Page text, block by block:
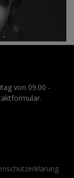
von 09:00 -